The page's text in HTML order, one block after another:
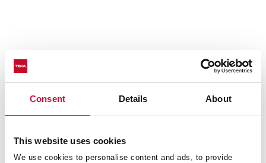
Consent Details About
This website uses cookies
We use cookies to personalise content and ads, to provide
Te-ar putea interesa şi
16/5000 Ghid de gătit